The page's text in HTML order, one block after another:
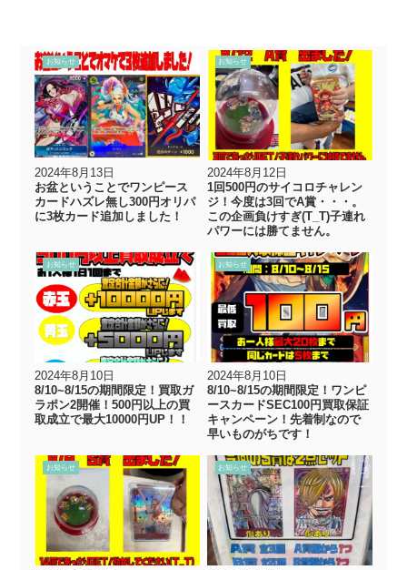
お知らせ
2024年8月13日
お盆ということでワンピース
カードハズレ無し300円オリパ
に3枚カード追加しました！
お知らせ
2024年8月12日
1回500円のサイコロチャレン
ジ！今度は3回でA賞・・・。
この企画負けすぎ(T_T)子連れ
パワーには勝てません。
お知らせ
2024年8月10日
8/10~8/15の期間限定！買取ガ
ラポン2開催！500円以上の買
取成立で最大10000円UP！！
お知らせ
2024年8月10日
8/10~8/15の期間限定！ワンピ
ースカードSEC100円買取保証
キャンペーン！先着制なので
早いものがちです！
お知らせ お知らせ